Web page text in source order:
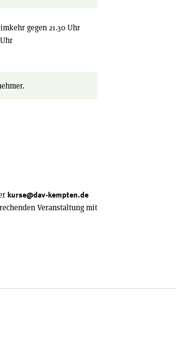
gegen 21.30 Uhr
kurse@dav-kempten.de
Veranstaltung mit